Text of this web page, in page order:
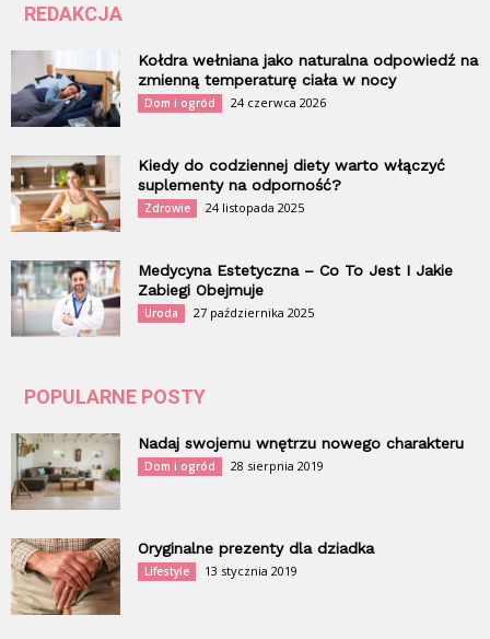
REDAKCJA
Kołdra wełniana jako naturalna odpowiedź na
zmienną temperaturę ciała w nocy
Dom i ogród 24 czerwca 2026
Kiedy do codziennej diety warto włączyć
suplementy na odporność?
Zdrowie 24 listopada 2025
Medycyna Estetyczna – Co To Jest I Jakie
Zabiegi Obejmuje
Uroda 27 października 2025
POPULARNE POSTY
Nadaj swojemu wnętrzu nowego charakteru
Dom i ogród 28 sierpnia 2019
Oryginalne prezenty dla dziadka
Lifestyle 13 stycznia 2019